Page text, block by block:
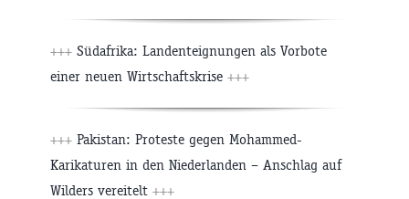
+++ Südafrika: Landenteignungen als Vorbote
einer neuen Wirtschaftskrise +++
+++ Pakistan: Proteste gegen Mohammed-
Karikaturen in den Niederlanden – Anschlag auf
Wilders vereitelt +++